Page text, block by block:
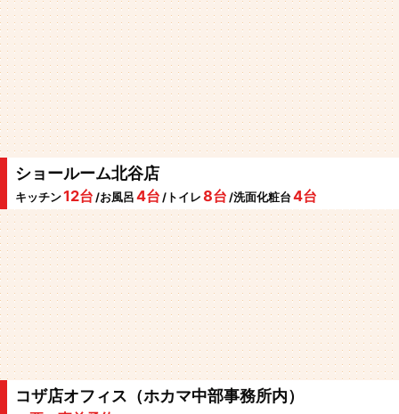
ショールーム北谷店
キッチン12台 /お風呂 4台 /トイレ 8台 /洗面化粧台 4台
コザ店オフィス（ホカマ中部事務所内）